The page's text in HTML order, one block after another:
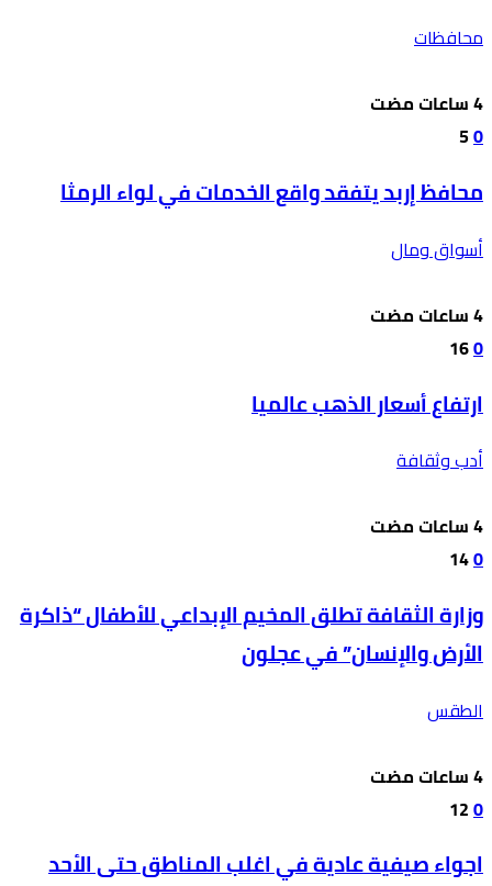
محافظات
0
5
محافظ إربد يتفقد واقع الخدمات في لواء الرمثا
أسواق ومال
0
16
ارتفاع أسعار الذهب عالميا
أدب وثقافة
0
14
وزارة الثقافة تطلق المخيم الإبداعي للأطفال “ذاكرة
الأرض والإنسان” في عجلون
الطقس
0
12
اجواء صيفية عادية في اغلب المناطق حتى الأحد